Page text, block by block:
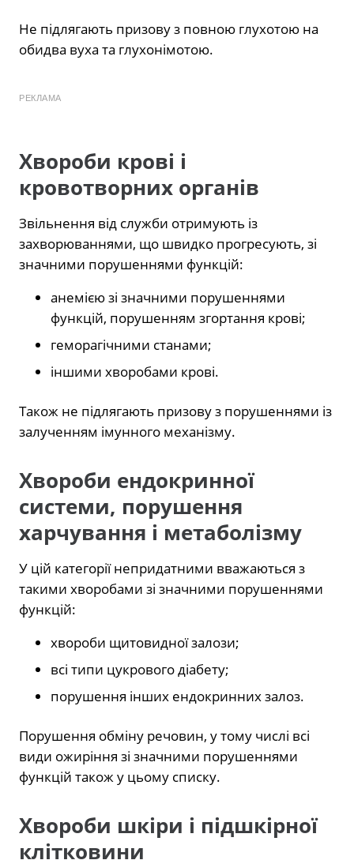
Не підлягають призову з повною глухотою на
обидва вуха та глухонімотою.
РЕКЛАМА
Хвороби крові і
кровотворних органів
Звільнення від служби отримують із
захворюваннями, що швидко прогресують, зі
значними порушеннями функцій:
анемією зі значними порушеннями
функцій, порушенням згортання крові;
геморагічними станами;
іншими хворобами крові.
Також не підлягають призову з порушеннями із
залученням імунного механізму.
Хвороби ендокринної
системи, порушення
харчування і метаболізму
У цій категорії непридатними вважаються з
такими хворобами зі значними порушеннями
функцій:
хвороби щитовидної залози;
всі типи цукрового діабету;
порушення інших ендокринних залоз.
Порушення обміну речовин, у тому числі всі
види ожиріння зі значними порушеннями
функцій також у цьому списку.
Хвороби шкіри і підшкірної
клітковини